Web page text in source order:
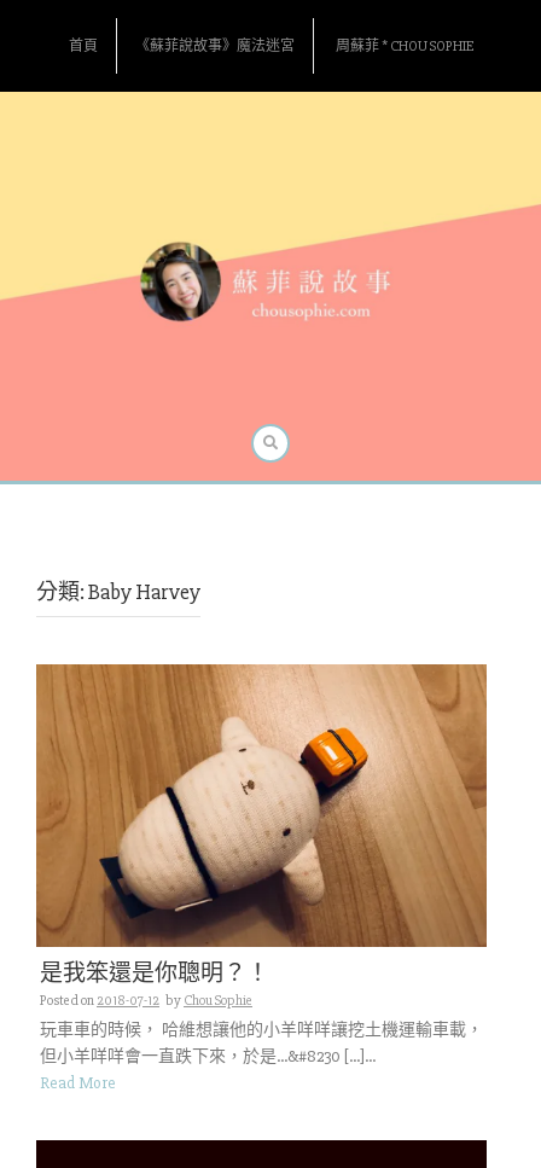
首頁 《蘇菲說故事》魔法迷宮 周蘇菲 * CHOU SOPHIE
分類:Baby Harvey
是我笨還是你聰明？！
Posted on 2018-07-12 by Chou Sophie
玩車車的時候， 哈維想讓他的小羊咩咩讓挖土機運輸車載，
但小羊咩咩會一直跌下來，於是…&#8230 […]...
Read More